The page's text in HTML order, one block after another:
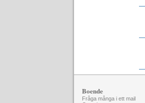
Boende
Fråga många i ett mail